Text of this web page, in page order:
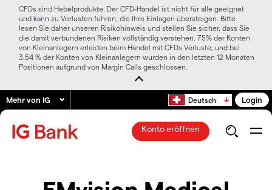
CFDs sind Hebelprodukte. Der CFD-Handel ist nicht für alle geeignet
und kann zu Verlusten führen, die Ihre Einlagen übersteigen. Bitte
lesen Sie daher unseren Risikohinweis und stellen Sie sicher, dass Sie
die damit verbundenen Risiken vollständig verstehen. 75% der Konten
von Kleinanlegern erleiden beim Handel mit CFDs Verluste, und bei
3.54 % der Konten von Kleinanlegern wurden in den letzten 12 Monaten
Positionen aufgrund von Margin Calls geschlossen.
Mehr von IG Deutsch Login
Konto eröffnen